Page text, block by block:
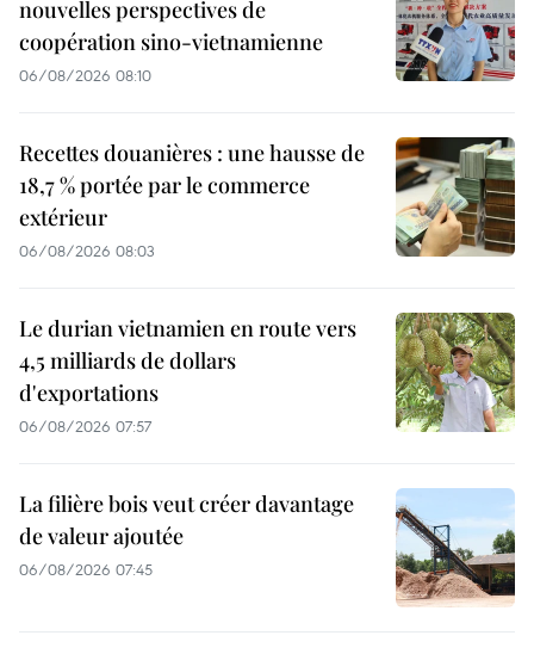
nouvelles perspectives de
coopération sino-vietnamienne
06/08/2026 08:10
Recettes douanières : une hausse de
18,7 % portée par le commerce
extérieur
06/08/2026 08:03
Le durian vietnamien en route vers
4,5 milliards de dollars
d'exportations
06/08/2026 07:57
La filière bois veut créer davantage
de valeur ajoutée
06/08/2026 07:45